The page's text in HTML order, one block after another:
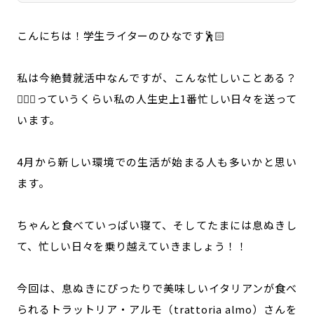
こんにちは！学生ライターのひなです🕺🏻
私は今絶賛就活中なんですが、こんな忙しいことある？
🤷🏻‍♀️っていうくらい私の人生史上1番忙しい日々を送って
います。
4月から新しい環境での生活が始まる人も多いかと思い
ます。
ちゃんと食べていっぱい寝て、そしてたまには息ぬきし
て、忙しい日々を乗り越えていきましょう！！
今回は、息ぬきにぴったりで美味しいイタリアンが食べ
られるトラットリア・アルモ（trattoria almo）さんを